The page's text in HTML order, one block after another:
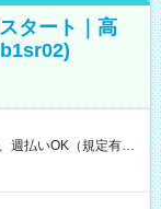
タート｜高